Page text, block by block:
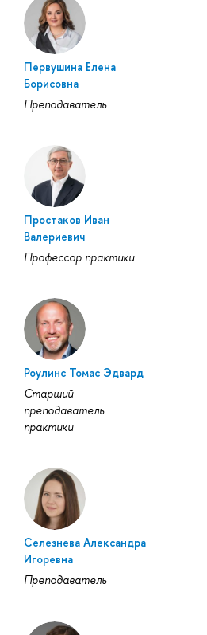
Первушина Елена
Борисовна
Преподаватель
Простаков Иван
Валериевич
Профессор практики
Роулинс Томас Эдвард
Старший
преподаватель
практики
Селезнева Александра
Игоревна
Преподаватель